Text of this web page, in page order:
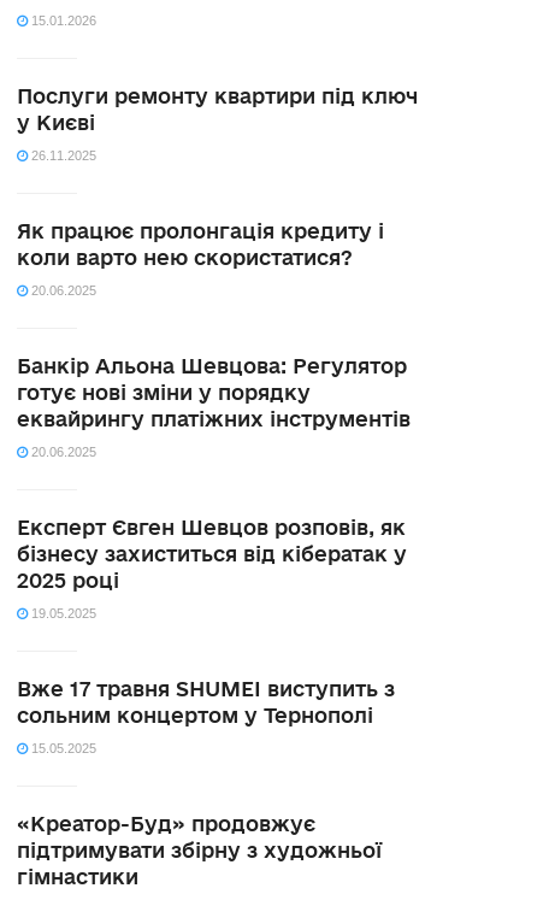
15.01.2026
Послуги ремонту квартири під ключ
у Києві
26.11.2025
Як працює пролонгація кредиту і
коли варто нею скористатися?
20.06.2025
Банкір Альона Шевцова: Регулятор
готує нові зміни у порядку
еквайрингу платіжних інструментів
20.06.2025
Експерт Євген Шевцов розповів, як
бізнесу захиститься від кібератак у
2025 році
19.05.2025
Вже 17 травня SHUMEI виступить з
сольним концертом у Тернополі
15.05.2025
«Креатор-Буд» продовжує
підтримувати збірну з художньої
гімнастики